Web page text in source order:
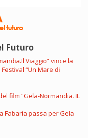
Futuro
Viaggio” vince la
“Un Mare di
film “Gela-Normandia. IL
Fabaria passa per Gela